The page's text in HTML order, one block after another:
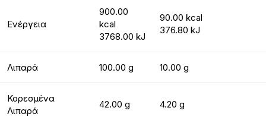
Ενέργεια
900.00
kcal
3768.00 kJ
90.00 kcal
376.80 kJ
Λιπαρά 100.00 g 10.00 g
Κορεσμένα
Λιπαρά
42.00 g 4.20 g